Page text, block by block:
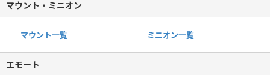
マウント・ミニオン
マウント一覧 ミニオン一覧
エモート